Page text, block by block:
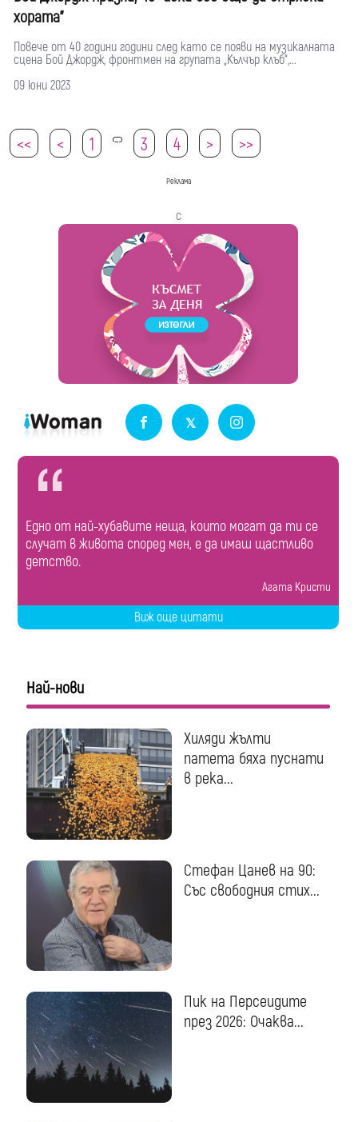
хората"
Повече от 40 години години след като се появи на музикалната
сцена Бой Джордж, фронтмен на групата „Кълчър клъб“,...
09 юни 2023
<< < 1 2 3 4 > >>
Реклама
с
Едно от най-хубавите неща, които могат да ти се
случат в живота според мен, е да имаш щастливо
детство.
Агата Кристи
Виж още цитати
Най-нови
Хиляди жълти
патета бяха пуснати
в река...
Стефан Цанев на 90:
Със свободния стих...
Пик на Персеидите
през 2026: Очаква...